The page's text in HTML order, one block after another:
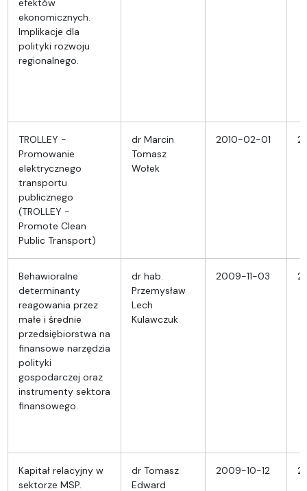
ekonomicznych.
Implikacje dla
polityki rozwoju
regionalnego.
TROLLEY -
Promowanie
elektrycznego
transportu
publicznego
(TROLLEY -
Promote Clean
Public Transport)
dr Marcin
Tomasz
Wołek
2010-02-01
Behawioralne
determinanty
reagowania przez
małe i średnie
przedsiębiorstwa na
finansowe narzędzia
polityki
gospodarczej oraz
instrumenty sektora
finansowego.
dr hab.
Przemysław
Lech
Kulawczuk
2009-11-03
Kapitał relacyjny w
sektorze MSP.
dr Tomasz
Edward
2009-10-12